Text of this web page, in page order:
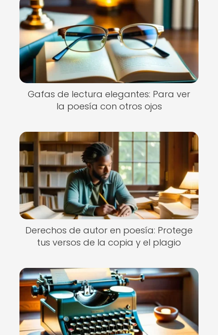
Gafas de lectura elegantes: Para ver
la poesía con otros ojos
Derechos de autor en poesía: Protege
tus versos de la copia y el plagio